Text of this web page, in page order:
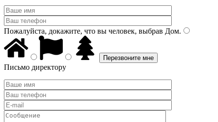
Пожалуйста, докажите, что вы человек, выбрав Дом.
Письмо директору